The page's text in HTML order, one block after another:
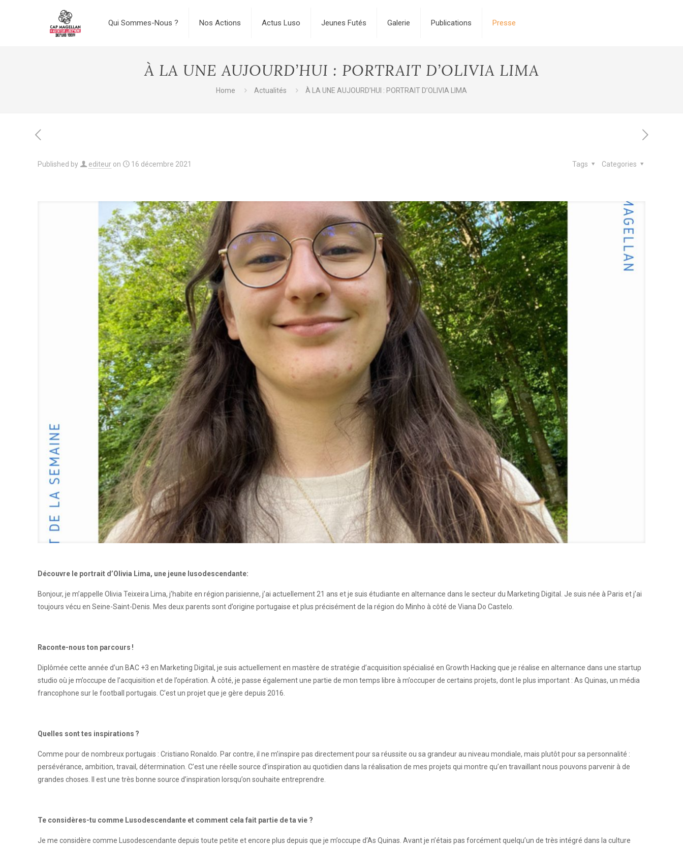
Qui Sommes-Nous ? Nos Actions Actus Luso Jeunes Futés Galerie Publications Presse
À LA UNE AUJOURD’HUI : PORTRAIT D’OLIVIA LIMA
Home Actualités À LA UNE AUJOURD’HUI : PORTRAIT D’OLIVIA LIMA
Published by editeur on 16 décembre 2021 Categories
Tags
Découvre le portrait d’Olivia Lima, une jeune lusodescendante:
Bonjour, je m’appelle Olivia Teixeira Lima, j’habite en région parisienne, j’ai actuellement 21 ans et je suis étudiante en alternance dans le secteur du Marketing Digital. Je suis née à Paris et j’ai
toujours vécu en Seine-Saint-Denis. Mes deux parents sont d’origine portugaise et plus précisément de la région do Minho à côté de Viana Do Castelo.
Raconte-nous ton parcours !
Diplômée cette année d’un BAC +3 en Marketing Digital, je suis actuellement en mastère de stratégie d’acquisition spécialisé en Growth Hacking que je réalise en alternance dans une startup
studio où je m’occupe de l’acquisition et de l’opération. À côté, je passe également une partie de mon temps libre à m’occuper de certains projets, dont le plus important : As Quinas, un média
francophone sur le football portugais. C’est un projet que je gère depuis 2016.
Quelles sont tes inspirations ?
Comme pour de nombreux portugais : Cristiano Ronaldo. Par contre, il ne m’inspire pas directement pour sa réussite ou sa grandeur au niveau mondiale, mais plutôt pour sa personnalité :
persévérance, ambition, travail, détermination. C’est une réelle source d’inspiration au quotidien dans la réalisation de mes projets qui montre qu’en travaillant nous pouvons parvenir à de
grandes choses. Il est une très bonne source d’inspiration lorsqu’on souhaite entreprendre.
Te considères-tu comme Lusodescendante et comment cela fait partie de ta vie ?
Je me considère comme Lusodescendante depuis toute petite et encore plus depuis que je m’occupe d’As Quinas. Avant je n’étais pas forcément quelqu’un de très intégré dans la culture